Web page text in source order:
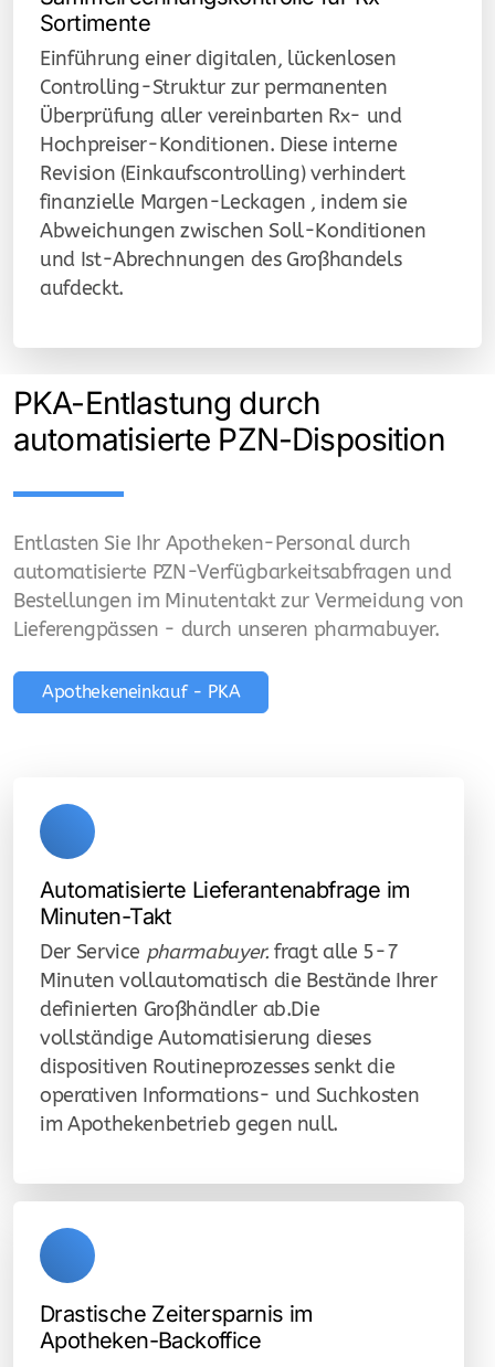
Sortimente
Einführung einer digitalen, lückenlosen
Controlling-Struktur zur permanenten
Überprüfung aller vereinbarten Rx- und
Hochpreiser-Konditionen. Diese interne
Revision (Einkaufscontrolling) verhindert
finanzielle Margen-Leckagen , indem sie
Abweichungen zwischen Soll-Konditionen
und Ist-Abrechnungen des Großhandels
aufdeckt.
PKA-Entlastung durch
automatisierte PZN-Disposition
Entlasten Sie Ihr Apotheken-Personal durch
automatisierte PZN-Verfügbarkeitsabfragen und
Bestellungen im Minutentakt zur Vermeidung von
Lieferengpässen - durch unseren pharmabuyer.
Apothekeneinkauf - PKA
Automatisierte Lieferantenabfrage im
Minuten-Takt
Der Service pharmabuyer. fragt alle 5-7
Minuten vollautomatisch die Bestände Ihrer
definierten Großhändler ab.Die
vollständige Automatisierung dieses
dispositiven Routineprozesses senkt die
operativen Informations- und Suchkosten
im Apothekenbetrieb gegen null.
Drastische Zeitersparnis im
Apotheken-Backoffice